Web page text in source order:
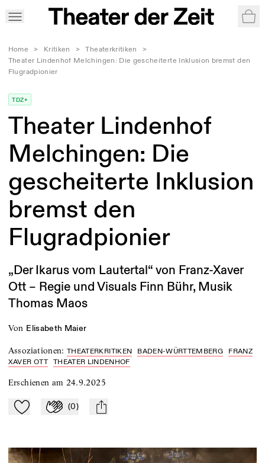
Home > Kritiken > Theaterkritiken
>
Theater Lindenhof Melchingen: Die gescheiterte Inklusion bremst den
Flugradpionier
TDZ+
Theater Lindenhof
Melchingen: Die
gescheiterte Inklusion
bremst den
Flugradpionier
„Der Ikarus vom Lautertal“ von Franz-Xaver
Ott – Regie und Visuals Finn Bühr, Musik
Thomas Maos
von Elisabeth Maier
Assoziationen:THEATERKRITIKEN BADEN-WÜRTTEMBERG
FRANZ
XAVER OTT
THEATER LINDENHOF
Erschienen am 24.9.2025
Zu Mein-TdZ hinzufügen
Applaudieren
(0) mail